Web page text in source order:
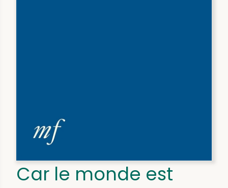
Car le monde est